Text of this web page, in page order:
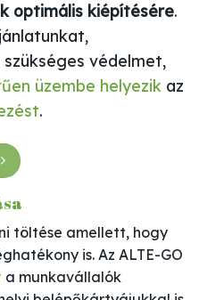
optimális kiépítésére.
védelmet,
üzembe helyezik az
.
töltése amellett, hogy
is. Az ALTE-GO
a munkavállalók